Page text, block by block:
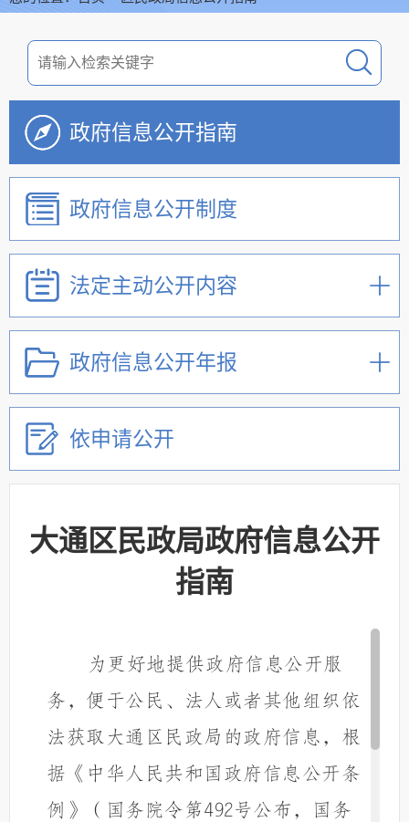
政府信息公开指南
政府信息公开制度
法定主动公开内容
政府信息公开年报
依申请公开
大通区民政局政府信息公开
指南
为更好地提供政府信息公开服
务，便于公民、法人或者其他组织依
法获取大通区民政局的政府信息，根
据《中华人民共和国政府信息公开条
例》（国务院令第492号公布，国务